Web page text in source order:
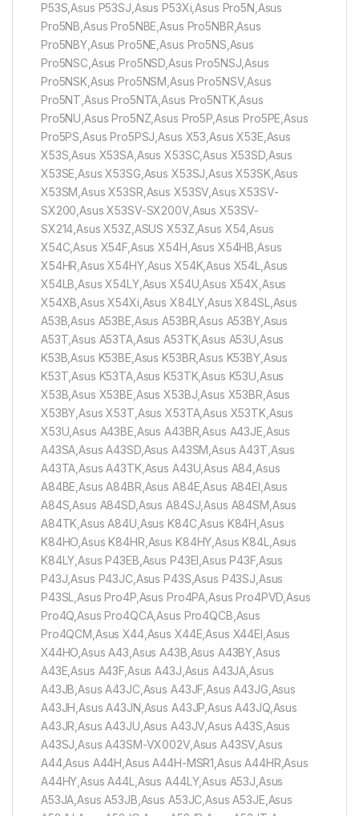
P53S,Asus P53SJ,Asus P53Xi,Asus Pro5N,Asus
Pro5NB,Asus Pro5NBE,Asus Pro5NBR,Asus
Pro5NBY,Asus Pro5NE,Asus Pro5NS,Asus
Pro5NSC,Asus Pro5NSD,Asus Pro5NSJ,Asus
Pro5NSK,Asus Pro5NSM,Asus Pro5NSV,Asus
Pro5NT,Asus Pro5NTA,Asus Pro5NTK,Asus
Pro5NU,Asus Pro5NZ,Asus Pro5P,Asus Pro5PE,Asus
Pro5PS,Asus Pro5PSJ,Asus X53,Asus X53E,Asus
X53S,Asus X53SA,Asus X53SC,Asus X53SD,Asus
X53SE,Asus X53SG,Asus X53SJ,Asus X53SK,Asus
X53SM,Asus X53SR,Asus X53SV,Asus X53SV-
SX200,Asus X53SV-SX200V,Asus X53SV-
SX214,Asus X53Z,ASUS X53Z,Asus X54,Asus
X54C,Asus X54F,Asus X54H,Asus X54HB,Asus
X54HR,Asus X54HY,Asus X54K,Asus X54L,Asus
X54LB,Asus X54LY,Asus X54U,Asus X54X,Asus
X54XB,Asus X54Xi,Asus X84LY,Asus X84SL,Asus
A53B,Asus A53BE,Asus A53BR,Asus A53BY,Asus
A53T,Asus A53TA,Asus A53TK,Asus A53U,Asus
K53B,Asus K53BE,Asus K53BR,Asus K53BY,Asus
K53T,Asus K53TA,Asus K53TK,Asus K53U,Asus
X53B,Asus X53BE,Asus X53BJ,Asus X53BR,Asus
X53BY,Asus X53T,Asus X53TA,Asus X53TK,Asus
X53U,Asus A43BE,Asus A43BR,Asus A43JE,Asus
A43SA,Asus A43SD,Asus A43SM,Asus A43T,Asus
A43TA,Asus A43TK,Asus A43U,Asus A84,Asus
A84BE,Asus A84BR,Asus A84E,Asus A84EI,Asus
A84S,Asus A84SD,Asus A84SJ,Asus A84SM,Asus
A84TK,Asus A84U,Asus K84C,Asus K84H,Asus
K84HO,Asus K84HR,Asus K84HY,Asus K84L,Asus
K84LY,Asus P43EB,Asus P43EI,Asus P43F,Asus
P43J,Asus P43JC,Asus P43S,Asus P43SJ,Asus
P43SL,Asus Pro4P,Asus Pro4PA,Asus Pro4PVD,Asus
Pro4Q,Asus Pro4QCA,Asus Pro4QCB,Asus
Pro4QCM,Asus X44,Asus X44E,Asus X44EI,Asus
X44HO,Asus A43,Asus A43B,Asus A43BY,Asus
A43E,Asus A43F,Asus A43J,Asus A43JA,Asus
A43JB,Asus A43JC,Asus A43JF,Asus A43JG,Asus
A43JH,Asus A43JN,Asus A43JP,Asus A43JQ,Asus
A43JR,Asus A43JU,Asus A43JV,Asus A43S,Asus
A43SJ,Asus A43SM-VX002V,Asus A43SV,Asus
A44,Asus A44H,Asus A44H-MSR1,Asus A44HR,Asus
A44HY,Asus A44L,Asus A44LY,Asus A53J,Asus
A53JA,Asus A53JB,Asus A53JC,Asus A53JE,Asus